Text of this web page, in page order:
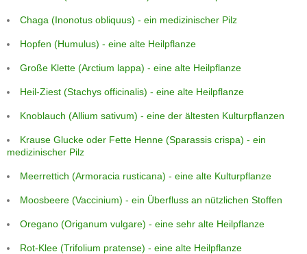
Chaga (Inonotus obliquus) - ein medizinischer Pilz
Hopfen (Humulus) - eine alte Heilpflanze
Große Klette (Arctium lappa) - eine alte Heilpflanze
Heil-Ziest (Stachys officinalis) - eine alte Heilpflanze
Knoblauch (Allium sativum) - eine der ältesten Kulturpflanzen
Krause Glucke oder Fette Henne (Sparassis crispa) - ein
medizinischer Pilz
Meerrettich (Armoracia rusticana) - eine alte Kulturpflanze
Moosbeere (Vaccinium) - ein Überfluss an nützlichen Stoffen
Oregano (Origanum vulgare) - eine sehr alte Heilpflanze
Rot-Klee (Trifolium pratense) - eine alte Heilpflanze